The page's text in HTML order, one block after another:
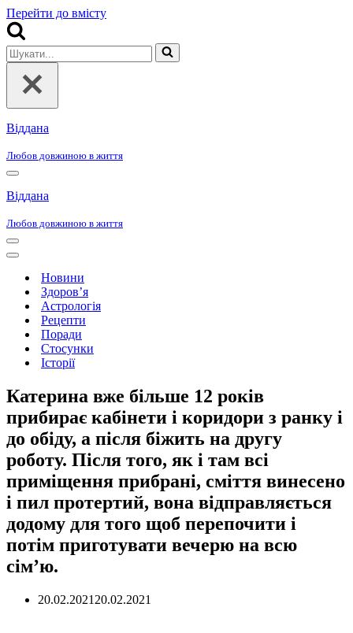
Перейти до вмісту
Шукати...
Віддана
Любов довжиною в життя
Меню
навігації
Віддана
Любов довжиною в життя
Меню
навігації
Меню
навігаціїНовини
Здоров’я
Астрологія
Рецепти
Поради
Стосунки
Історії
Катерина вже більше 12 років
прибирає кабінети і коридори з ранку і
до обіду, а після біжить на другу
роботу. Після того, як і там всі
приміщення прибрані, сміття винесено
і пил протертий, вона відправляється
додому для того щоб перепочити і
потім приготувати вечерю на всю
сім’ю.
20.02.2021 20.02.2021